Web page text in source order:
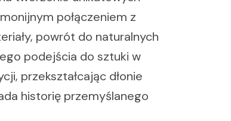
połączeniem z
powrót do naturalnych
podejścia do sztuki w
przekształcając dłonie
historię przemyślanego